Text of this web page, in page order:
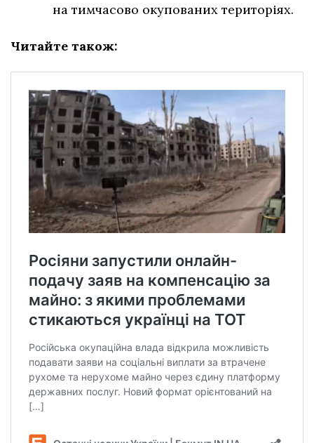
на тимчасово окупованих територіях.
Читайте також: